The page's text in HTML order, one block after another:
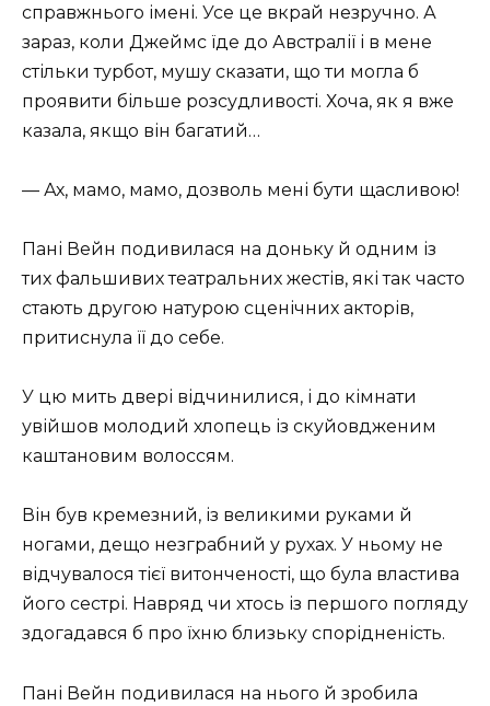
справжнього імені. Усе це вкрай незручно. А
зараз, коли Джеймс їде до Австралії і в мене
стільки турбот, мушу сказати, що ти могла б
проявити більше розсудливості. Хоча, як я вже
казала, якщо він багатий…
— Ах, мамо, мамо, дозволь мені бути щасливою!
Пані Вейн подивилася на доньку й одним із
тих фальшивих театральних жестів, які так часто
стають другою натурою сценічних акторів,
притиснула її до себе.
У цю мить двері відчинилися, і до кімнати
увійшов молодий хлопець із скуйовдженим
каштановим волоссям.
Він був кремезний, із великими руками й
ногами, дещо незграбний у рухах. У ньому не
відчувалося тієї витонченості, що була властива
його сестрі. Навряд чи хтось із першого погляду
здогадався б про їхню близьку спорідненість.
Пані Вейн подивилася на нього й зробила